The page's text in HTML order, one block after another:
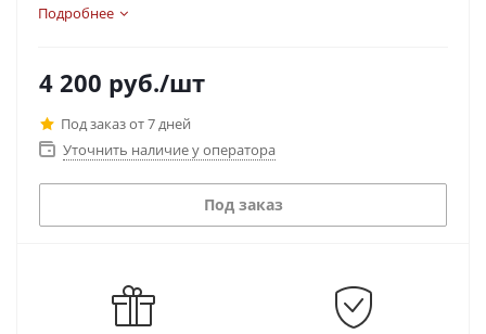
при этом атмосферу романтики и нежности.
которые ценятся в мире на уровне драгоценных
камней и давно уже считаются признаком
роскоши. Бокалы, украшенные кристаллами
Высокое качество и тепло ручной декорации.
Подробнее
4 200 руб./шт
Под заказ от 7 дней
Уточнить наличие у оператора
Под заказ